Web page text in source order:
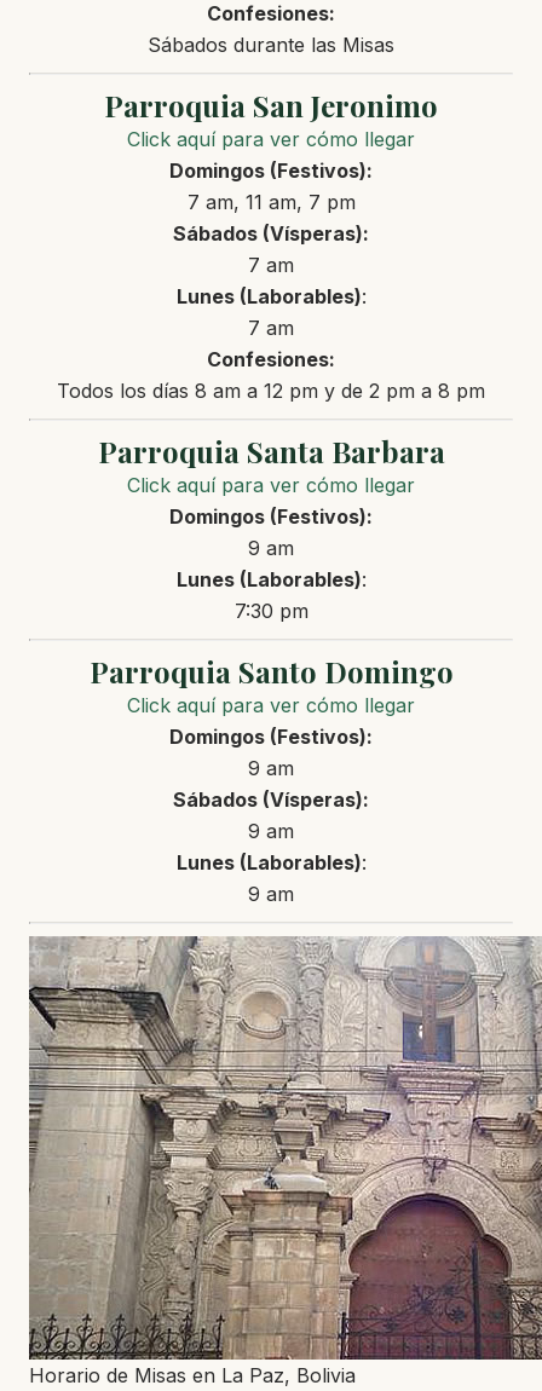
Confesiones:
Sábados durante las Misas
Parroquia San Jeronimo
Click aquí para ver cómo llegar
Domingos (Festivos):
7 am, 11 am, 7 pm
Sábados (Vísperas):
7 am
Lunes(Laborables):
7 am
Confesiones:
Todos los días 8 am a 12 pm y de 2 pm a 8 pm
Parroquia Santa Barbara
Click aquí para ver cómo llegar
Domingos (Festivos):
9 am
Lunes(Laborables):
7:30 pm
Parroquia Santo Domingo
Click aquí para ver cómo llegar
Domingos (Festivos):
9 am
Sábados (Vísperas):
9 am
Lunes(Laborables):
9 am
Horario de Misas en La Paz, Bolivia